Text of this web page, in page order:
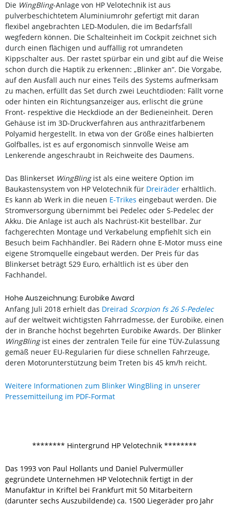
Die WingBling-Anlage von HP Velotechnik ist aus
pulverbeschichtetem Aluminiumrohr gefertigt mit daran
flexibel angebrachten LED-Modulen, die im Bedarfsfall
wegfedern können. Die Schalteinheit im Cockpit zeichnet sich
durch einen flächigen und auffällig rot umrandeten
Kippschalter aus. Der rastet spürbar ein und gibt auf die Weise
schon durch die Haptik zu erkennen: „Blinker an“. Die Vorgabe,
auf den Ausfall auch nur eines Teils des Systems aufmerksam
zu machen, erfüllt das Set durch zwei Leuchtdioden: Fällt vorne
oder hinten ein Richtungsanzeiger aus, erlischt die grüne
Front- respektive die Heckdiode an der Bedieneinheit. Deren
Gehäuse ist im 3D-Druckverfahren aus anthrazitfarbenem
Polyamid hergestellt. In etwa von der Größe eines halbierten
Golfballes, ist es auf ergonomisch sinnvolle Weise am
Lenkerende angeschraubt in Reichweite des Daumens.
Das Blinkerset WingBlingist als eine weitere Option im
Baukastensystem von HP Velotechnik für Dreiräder erhältlich.
Es kann ab Werk in die neuen E-Trikes eingebaut werden. Die
Stromversorgung übernimmt bei Pedelec oder S-Pedelec der
Akku. Die Anlage ist auch als Nachrüst-Kit bestellbar. Zur
fachgerechten Montage und Verkabelung empfiehlt sich ein
Besuch beim Fachhändler. Bei Rädern ohne E-Motor muss eine
eigene Stromquelle eingebaut werden. Der Preis für das
Blinkerset beträgt 529 Euro, erhältlich ist es über den
Fachhandel.
Hohe Auszeichnung: Eurobike Award
Anfang Juli 2018 erhielt das Dreirad Scorpion fs 26 S-Pedelec
auf der weltweit wichtigsten Fahrradmesse, der Eurobike, einen
der in Branche höchst begehrten Eurobike Awards. Der Blinker
WingBlingist eines der zentralen Teile für eine TÜV-Zulassung
gemäß neuer EU-Regularien für diese schnellen Fahrzeuge,
deren Motorunterstützung beim Treten bis 45 km/h reicht.
Weitere Informationen zum Blinker WingBling in unserer
Pressemitteilung im PDF-Format
******** Hintergrund HP Velotechnik ********
Das 1993 von Paul Hollants und Daniel Pulvermüller
gegründete Unternehmen HP Velotechnik fertigt in der
Manufaktur in Kriftel bei Frankfurt mit 50 Mitarbeitern
(darunter sechs Auszubildende) ca. 1500 Liegeräder pro Jahr